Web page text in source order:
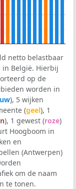
netto belastbaar
België. Hierbij
op de
worden in
), 5 wijken
(geel), 1
), 1 gewest (roze)
Hoogboom in
en
(Antwerpen)
om de naam
te tonen.